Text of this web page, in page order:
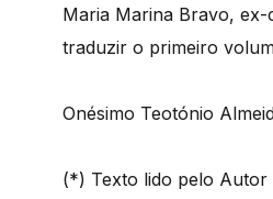
Maria Marina Bravo, ex-
traduzir o primeiro
Onésimo Teotónio
(*) Texto lido pelo Autor